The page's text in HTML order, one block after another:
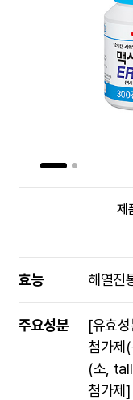
제
효능 해열진
주요성분
[유효
첨가제
(소,
첨가제]